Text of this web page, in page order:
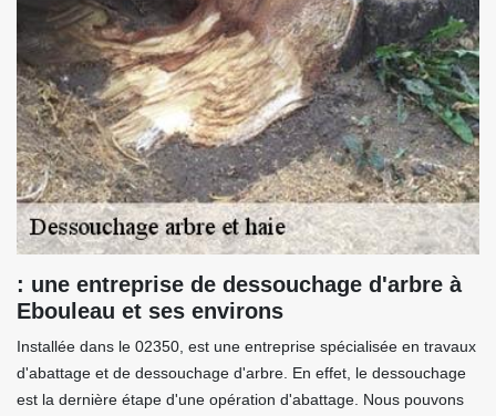
: une entreprise de dessouchage d'arbre à
Ebouleau et ses environs
Installée dans le 02350, est une entreprise spécialisée en travaux
d'abattage et de dessouchage d'arbre. En effet, le dessouchage
est la dernière étape d'une opération d'abattage. Nous pouvons